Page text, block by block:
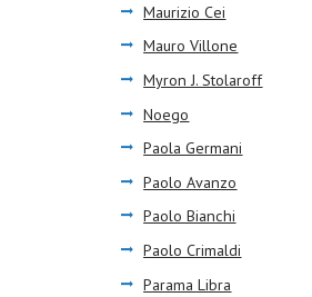
Maurizio Cei
Mauro Villone
Myron J. Stolaroff
Noego
Paola Germani
Paolo Avanzo
Paolo Bianchi
Paolo Crimaldi
Parama Libra